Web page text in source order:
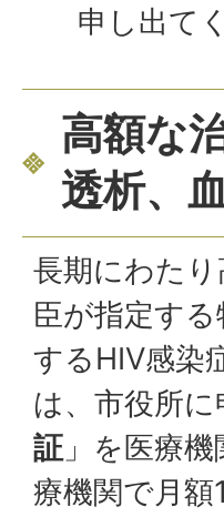
申し出て
高額な
透析、
長期にわた
臣が指定す
するHIV感染
は、市役所
証 」を医療
療機関で月